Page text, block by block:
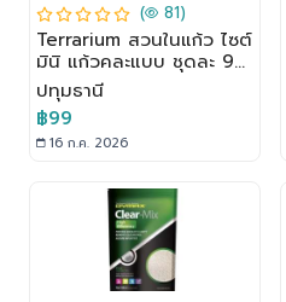
( 81)
Terrarium สวนในแก้ว ไซต์
มินิ แก้วคละแบบ ชุดละ 99
บาท ซื้อ 2 แถมฟรี 1
ปทุมธานี
฿99
16 ก.ค. 2026